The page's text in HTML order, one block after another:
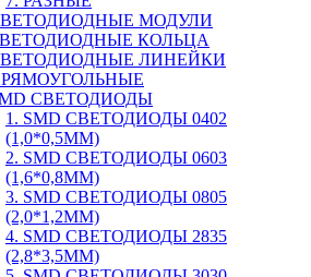
МОДУЛИ
КОЛЬЦА
ЛИНЕЙКИ
СВЕТОДИОДЫ
1. SMD СВЕТОДИОДЫ 0402
(1,0*0,5ММ)
2. SMD СВЕТОДИОДЫ 0603
(1,6*0,8ММ)
3. SMD СВЕТОДИОДЫ 0805
(2,0*1,2ММ)
4. SMD СВЕТОДИОДЫ 2835
(2,8*3,5ММ)